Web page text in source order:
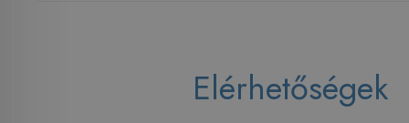
Elérhetőségek